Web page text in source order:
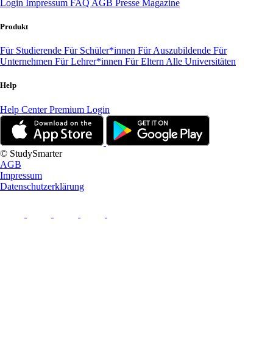
Login Impressum FAQ AGB Presse Magazine
Produkt
Für Studierende Für Schüler*innen Für Auszubildende Für
Unternehmen Für Lehrer*innen Für Eltern Alle Universitäten
Help
Help CenterPremium Login
© StudySmarter
AGB
Impressum
Datenschutzerklärung